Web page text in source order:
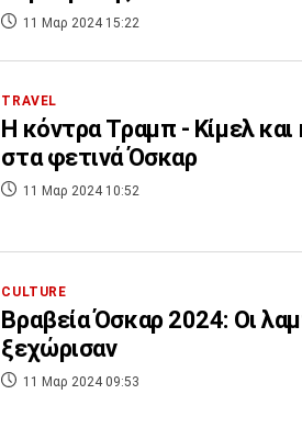
11 Μαρ 2024 15:22
TRAVEL
Η κόντρα Τραμπ - Κίμελ και
στα φετινά Όσκαρ
11 Μαρ 2024 10:52
CULTURE
Βραβεία Όσκαρ 2024: Οι
ξεχώρισαν
11 Μαρ 2024 09:53